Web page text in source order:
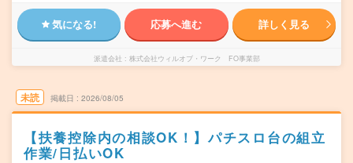
気になる! 応募へ進む 詳しく見る
派遣会社 株式会社ウィルオブ・ワーク FO事業部
未読 掲載日 2026/08/05
【扶養控除内の相談OK！】パチスロ台の組立
作業/日払いOK